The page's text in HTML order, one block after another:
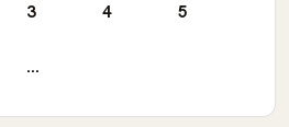
3 4 5
...